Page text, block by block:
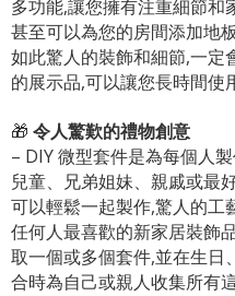
多功能,讓您擁有注重細節和
甚至可以為您的房間添加地
如此驚人的裝飾和細節,一定
的展示品,可以讓您長時間使
🎁 令人驚歎的禮物創意
– DIY 微型套件是為每個人
兒童、兄弟姐妹、親戚或最
可以輕鬆一起製作,驚人的工
任何人最喜歡的新家居裝飾
取一個或多個套件,並在生日
合時為自己或親人收集所有這